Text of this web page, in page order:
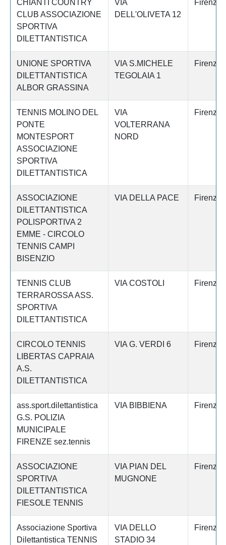
CHIANTI COUNTRY
CLUB ASSOCIAZIONE
SPORTIVA
DILETTANTISTICA
VIA
DELL'OLIVETA 12
Firenze
UNIONE SPORTIVA
DILETTANTISTICA
ALBOR GRASSINA
VIA S.MICHELE
TEGOLAIA 1
Firenze
TENNIS MOLINO DEL
PONTE
MONTESPORT
ASSOCIAZIONE
SPORTIVA
DILETTANTISTICA
VIA
VOLTERRANA
NORD
Firenze
ASSOCIAZIONE
DILETTANTISTICA
POLISPORTIVA 2
EMME - CIRCOLO
TENNIS CAMPI
BISENZIO
VIA DELLA PACE Firenze
TENNIS CLUB
TERRAROSSA ASS.
SPORTIVA
DILETTANTISTICA
VIA COSTOLI Firenze
CIRCOLO TENNIS
LIBERTAS CAPRAIA
A.S.
DILETTANTISTICA
VIA G. VERDI 6 Firenze
ass.sport.dilettantistica
G.S. POLIZIA
MUNICIPALE
FIRENZE sez.tennis
VIA BIBBIENA Firenze
ASSOCIAZIONE
SPORTIVA
DILETTANTISTICA
FIESOLE TENNIS
VIA PIAN DEL
MUGNONE
Firenze
Associazione Sportiva
Dilettantistica TENNIS
VIA DELLO
STADIO 34
Firenze